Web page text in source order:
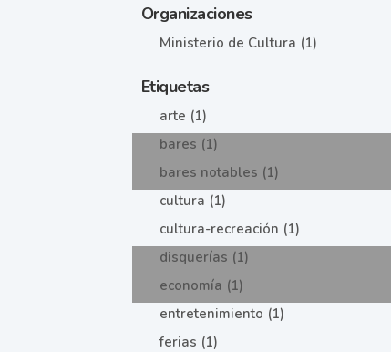
Organizaciones
Ministerio de Cultura (1)
Etiquetas
arte (1)
bares (1)
bares notables (1)
cultura (1)
cultura-recreación (1)
disquerías (1)
economía (1)
entretenimiento (1)
ferias (1)